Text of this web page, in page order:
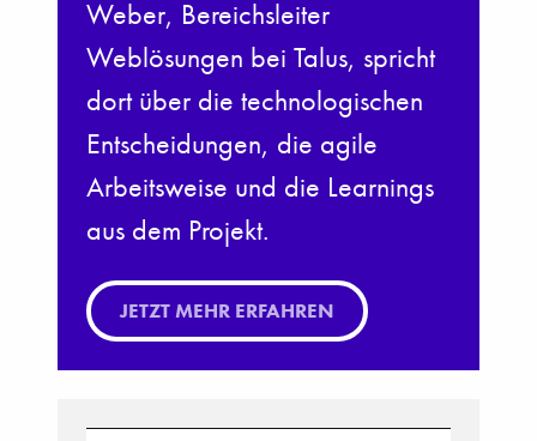
Weber, Bereichsleiter
Weblösungen bei Talus, spricht
dort über die technologischen
Entscheidungen, die agile
Arbeitsweise und die Learnings
aus dem Projekt.
JETZT MEHR ERFAHREN